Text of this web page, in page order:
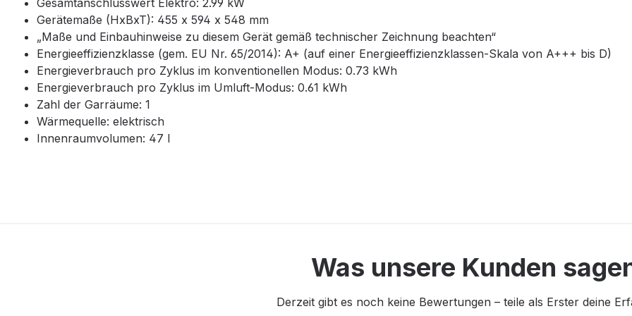
Gesamtanschlusswert Elektro: 2.99 kW
Gerätemaße (HxBxT): 455 x 594 x 548 mm
„Maße und Einbauhinweise zu diesem Gerät gemäß technischer Zeichnung beachten“
Energieeffizienzklasse (gem. EU Nr. 65/2014): A+ (auf einer Energieeffizienzklassen-Skala von A+++ bis D)
Energieverbrauch pro Zyklus im konventionellen Modus: 0.73 kWh
Energieverbrauch pro Zyklus im Umluft-Modus: 0.61 kWh
Zahl der Garräume: 1
Wärmequelle: elektrisch
Innenraumvolumen: 47 l
Was unsere Kunden
Derzeit gibt es noch keine Bewertungen – teile als Erster deine